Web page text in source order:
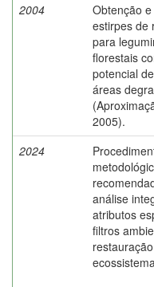
2004
Obtenção
estirpes de
para
florestais
potencial
áreas
2005).
2024
análise
atributos
filtros